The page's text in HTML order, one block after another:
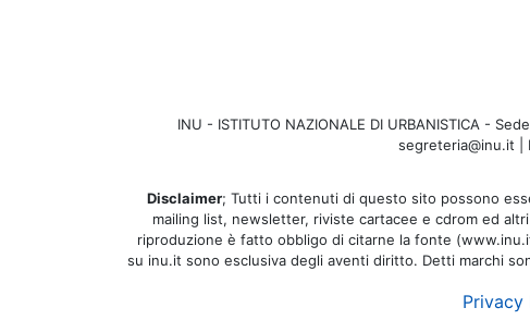
INU - ISTITUTO NAZIONALE DI URBANISTICA -
segreteria@inu.it |
Disclaimer; Tutti i contenuti di questo sito possono
mailing list, newsletter, riviste cartacee e cdrom ed
riproduzione è fatto obbligo di citarne la fonte
su inu.it sono esclusiva degli aventi diritto. Detti marchi
Privacy